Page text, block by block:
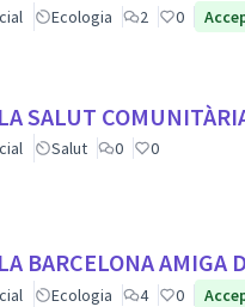
Ecologia 2 0
SALUT
Salut 0 0
BARCELONA AMIGA
Ecologia 4 0